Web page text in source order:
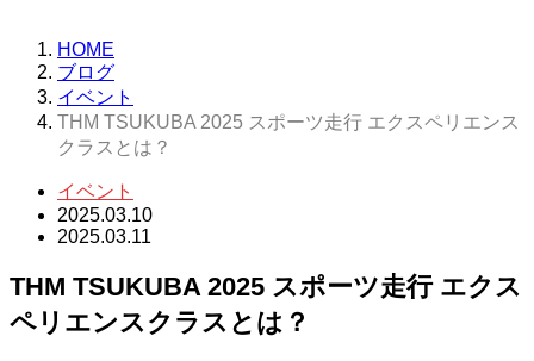
HOME
ブログ
イベント
THM TSUKUBA 2025 スポーツ走行 エクスペリエンス
クラスとは？
イベント
2025.03.10
2025.03.11
THM TSUKUBA 2025 スポーツ走行 エクス
ペリエンスクラスとは？